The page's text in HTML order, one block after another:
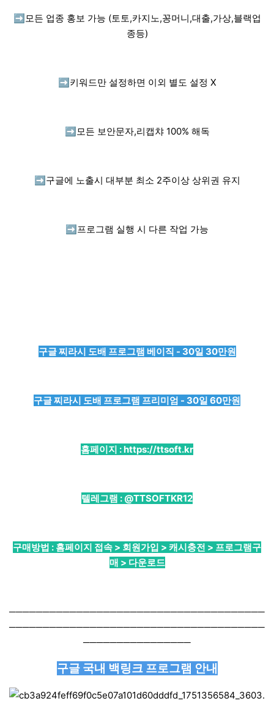
➡️ 모든 업종 홍보 가능 (토토,카지노,꽁머니,대출,가상,블랙업
종등)
➡️ 키워드만 설정하면 이외 별도 설정 X
➡️ 모든 보안문자,리캡챠 100% 해독
➡️ 구글에 노출시 대부분 최소 2주이상 상위권 유지
➡️ 프로그램 실행 시 다른 작업 가능
구글 찌라시 도배 프로그램 베이직 - 30일 30만원
구글 찌라시 도배 프로그램 프리미엄 - 30일 60만원
홈페이지 :https://ttsoft.kr
텔레그램 : @TTSOFTKR12
구매방법 : 홈페이지 접속 > 회원가입 > 캐시충전 > 프로그램구
매 > 다운로드
──────────────────────────────────────
──────────────────────────────────────
────────────────
구글 국내 백링크 프로그램 안내